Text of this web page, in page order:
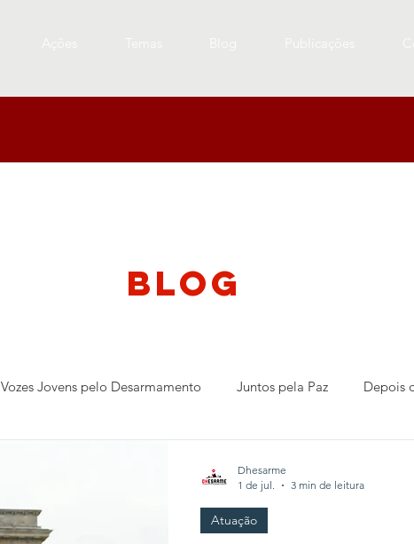
blog
Vozes Jovens pelo Desarmamento Juntos pela Paz Depois
Atuação
Dhesarme
1 de jul.
3 min de leitura